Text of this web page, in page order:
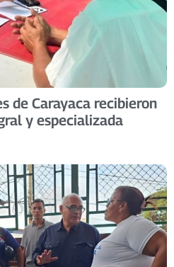
de Carayaca recibieron
y especializada